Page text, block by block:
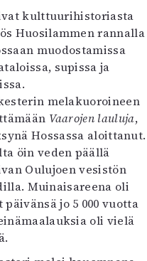
kulttuurihistoriasta
Huosilammen rannalla
muodostamissa
supissa ja
melakuoroineen
Vaarojen lauluja,
Hossassa aloittanut.
öin veden päällä
Oulujoen vesistön
Muinaisareena oli
jo 5 000 vuotta
oli vielä